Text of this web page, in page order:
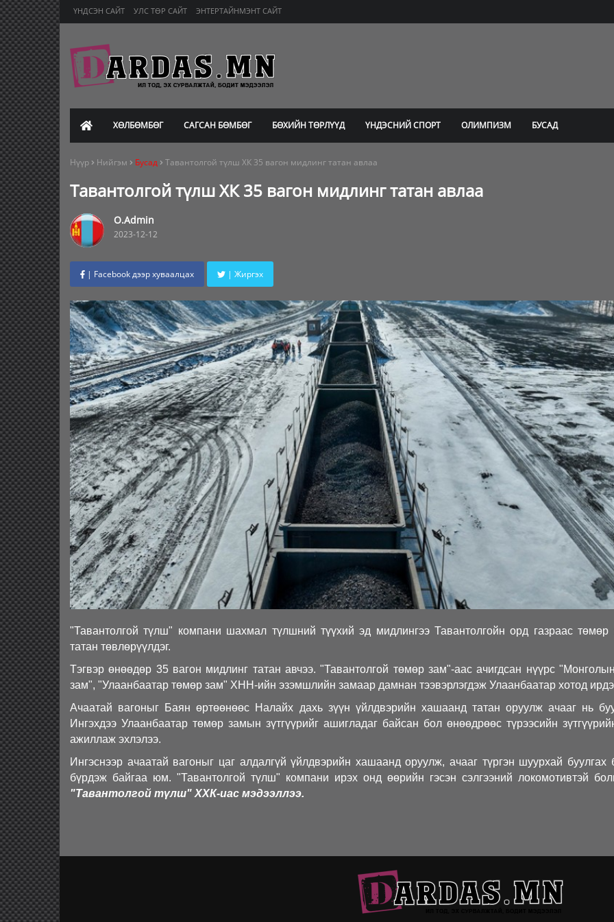
ҮНДСЭН САЙТ УЛС ТӨР САЙТ ЭНТЕРТАЙНМЭНТ САЙТ
ХӨЛБӨМБӨГ САГСАН БӨМБӨГ БӨХИЙН ТӨРЛҮҮД ҮНДЭСНИЙ СПОРТ ОЛИМПИЗМ БУСАД
Нүүр Нийгэм Бусад Тавантолгой түлш ХК 35 вагон мидлинг татан авлаа
Тавантолгой түлш ХК 35 вагон мидлинг татан авлаа
O.Admin
2023-12-12
| Facebook дээр хуваалцах | Жиргэх
"Тавантолгой түлш" компани шахмал түлшний түүхий эд мидлингээ Тавантолгойн орд газраас төмөр
татан төвлөрүүлдэг.
Тэгвэр өнөөдөр 35 вагон мидлинг татан авчээ."Тавантолгой төмөр зам"-аас ачигдсан нүүрс
зам", "Улаанбаатар төмөр зам" ХНН-ийн эзэмшлийн замаар дамнан тээвэрлэгдэж Улаанбаатар хотод
Ачаатай вагоныг Баян өртөөнөөс Налайх дахь зүүн үйлдвэрийн хашаанд татан оруулж ачааг нь
Ингэхдээ Улаанбаатар төмөр замын зүтгүүрийг ашигладаг байсан бол өнөөдрөөс түрээсийн
ажиллаж эхлэлээ.
Ингэснээр ачаатай вагоныг цаг алдалгүй үйлдвэрийн хашаанд оруулж, ачааг түргэн шуурхай буулгах
бүрдэж байгаа юм. "Тавантолгой түлш" компани ирэх онд өөрийн гэсэн сэлгээний локомотивтэй
"Тавантолгой түлш" ХХК-иас мэдээллээ.